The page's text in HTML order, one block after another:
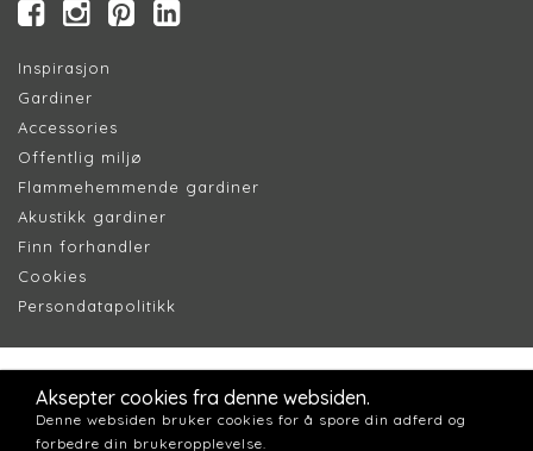
Inspirasjon
Gardiner
Accessories
Offentlig miljø
Flammehemmende gardiner
Akustikk gardiner
Finn forhandler
Cookies
Persondatapolitikk
Aksepter cookies fra denne websiden.
Denne websiden bruker cookies for å spore din adferd og
forbedre din brukeropplevelse.